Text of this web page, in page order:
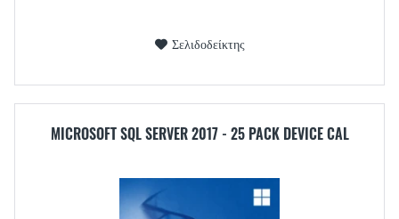
Σελιδοδείκτης
MICROSOFT SQL SERVER 2017 - 25 PACK DEVICE CAL